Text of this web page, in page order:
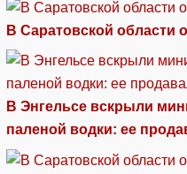
В Саратовской области
В Энгельсе вскрыли
паленой водки: ее